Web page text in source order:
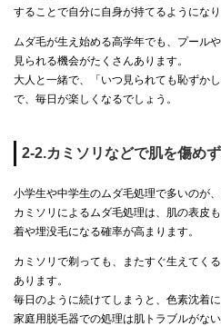
することで自分に自身が持てるようになり
ムダ毛が生え始める高学年でも、プール
見られる機会がたくさんあります。
大人と一緒で、「いつ見られても恥ずか
で、毎日が楽しくなるでしょう。
2-2.カミソリなどで肌を傷め
小学生や中学生のムダ毛処理で多いのが
カミソリによるムダ毛処理は、肌の表皮
着や埋没毛になる確率が高まります。
カミソリで剃っても、またすぐ生えてく
あります。
毎日のように続けてしまうと、色素沈着
家庭用脱毛器での処理は肌トラブルがない